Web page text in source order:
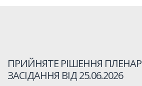
ПРИЙНЯТЕ РІШЕННЯ
ЗАСІДАННЯ ВІД25.06.2026